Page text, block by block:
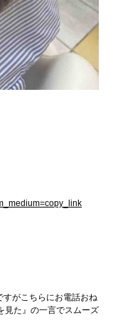
がこちらにお電話おね
見た』の一言でスムーズ